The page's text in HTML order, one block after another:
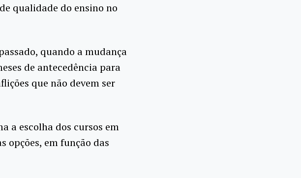
qualidade do ensino no
quando a mudança
de antecedência para
que não devem ser
a escolha dos cursos em
opções, em função das